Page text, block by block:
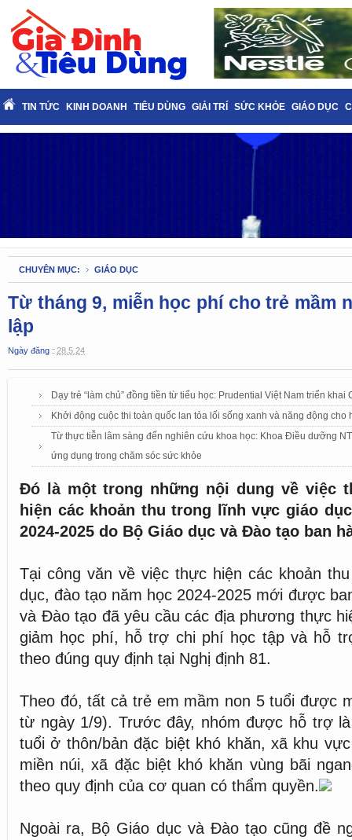
TIN TỨC KINH DOANH TIÊU DÙNG GIẢI TRÍ SỨC KHỎE GIÁO DỤC
CHUYÊN MỤC: GIÁO DỤC
Từ tháng 9, miễn học phí cho trẻ mầm
lập
Ngày đăng : 28.5.24
Dạy trẻ “làm chủ” đồng tiền từ tiểu học: Prudential Việt Nam triển
Khởi động cuộc thi toàn quốc lan tỏa lối sống xanh và năng động cho
Từ thực tiễn lâm sàng đến nghiên cứu khoa học: Khoa Điều dưỡng
ứng dụng trong chăm sóc sức khỏe
Đó là một trong những nội dung về việc
hiện các khoản thu trong lĩnh vực giáo
2024-2025 do Bộ Giáo dục và Đào tạo ban
Tại công văn về việc thực hiện các khoản
dục, đào tạo năm học 2024-2025 mới được
và Đào tạo đã yêu cầu các địa phương thực
giảm học phí, hỗ trợ chi phí học tập và hỗ
theo đúng quy định tại Nghị định 81.
Theo đó, tất cả trẻ em mầm non 5 tuổi được
từ ngày 1/9). Trước đây, nhóm được hỗ trợ
tuổi ở thôn/bản đặc biệt khó khăn, xã khu
miền núi, xã đặc biệt khó khăn vùng bãi
theo quy định của cơ quan có thẩm quyền.
Ngoài ra, Bộ Giáo dục và Đào tạo cũng đề